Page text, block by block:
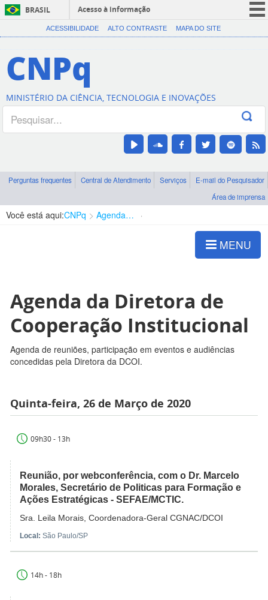
BRASIL
Acesso à informação
CORONAVÍRUS (COVID-19)
Canais
ACESSIBILIDADE ALTO CONTRASTE MAPA DO SITE
CNPq
MINISTÉRIO DA CIÊNCIA, TECNOLOGIA E INOVAÇÕES
Perguntas frequentes Central de Atendimento Serviços
E-mail do Pesquisador
Área de imprensa
Você está aqui:CNPq Agenda de autoridades
MENU
Agenda da Diretora de
Cooperação Institucional
Agenda de reuniões, participação em eventos e audiências
concedidas pela Diretora da DCOI.
Quinta-feira, 26 de Março de 2020
09h30 - 13h
Reunião, por webconferência, com o Dr. Marcelo
Morales, Secretário de Politicas para Formação e
Ações Estratégicas - SEFAE/MCTIC.
Sra. Leila Morais, Coordenadora-Geral CGNAC/DCOI
Local: São Paulo/SP
14h - 18h